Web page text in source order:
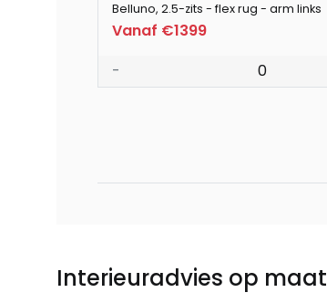
Belluno, 2.5-zits - flex rug - arm links
Vanaf €1399
-
0
Interieuradvies op maat